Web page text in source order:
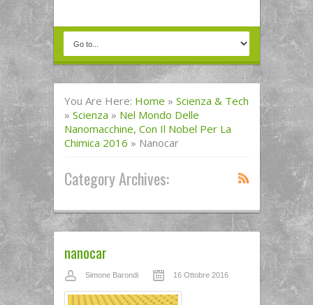
You Are Here: Home » Scienza & Tech
» Scienza » Nel Mondo Delle
Nanomacchine, Con Il Nobel Per La
Chimica 2016 » Nanocar
Category Archives:
nanocar
Simone Barondi 16 Ottobre 2016